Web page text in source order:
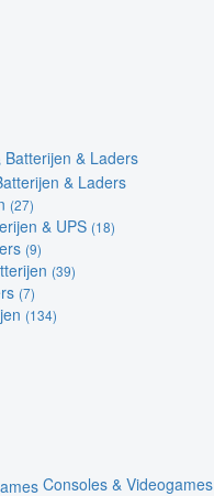
Batterijen & Laders
& Laders
(27)
& UPS (18)
(9)
(39)
(7)
(134)
Consoles & Videogames